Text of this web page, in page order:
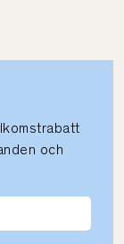
och